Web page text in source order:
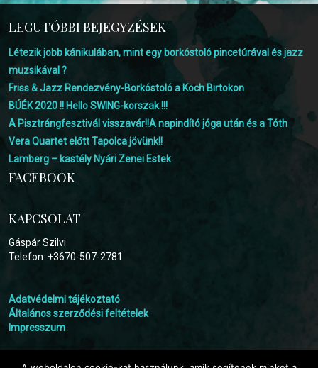
LEGUTÓBBI BEJEGYZÉSEK
Létezik jobb kánikulában, mint egy borkóstoló pincetúrával és jazz
muzsikával ?
Friss & Jazz Rendezvény-Borkóstoló a Koch Birtokon
BÚÉK 2020 !! Hello SWING-korszak !!!
A Pisztrángfesztivál visszavár!!A napindító jóga után és a Tóth
Vera Quartet előtt Tapolca jövünk!!
Lamberg – kastély Nyári Zenei Estek
FACEBOOK
KAPCSOLAT
Gáspár Szilvi
Telefon: +3670-507-2781
Adatvédelmi tájékoztató
Általános szerződési feltételek
Impresszum